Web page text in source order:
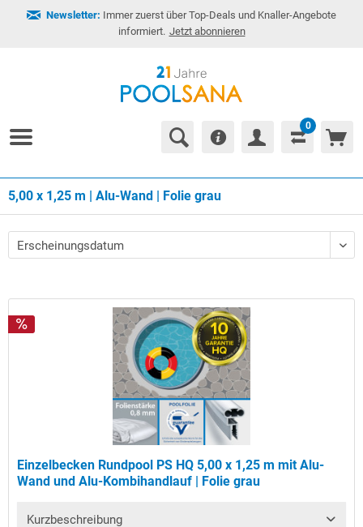
Newsletter: Immer zuerst über Top-Deals und Knaller-Angebote
informiert. Jetzt abonnieren
0
5,00 x 1,25 m | Alu-Wand | Folie grau
Einzelbecken Rundpool PS HQ 5,00 x 1,25 m mit Alu-
Wand und Alu-Kombihandlauf | Folie grau
Kurzbeschreibung